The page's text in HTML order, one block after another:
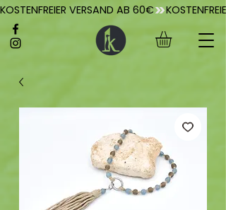
KOSTENFREIER VERSAND AB 60€